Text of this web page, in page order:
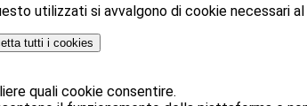
utilizzati si avvalgono di cookie necessari
tutti i cookies
quali cookie consentire.